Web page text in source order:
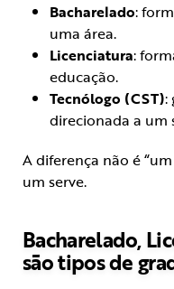
Bacharelado:
uma área.
Licenciatura:
educação.
Tecnólogo (CST):
direcionada a um
A diferença não é
um serve.
Bacharelado,
são tipos de